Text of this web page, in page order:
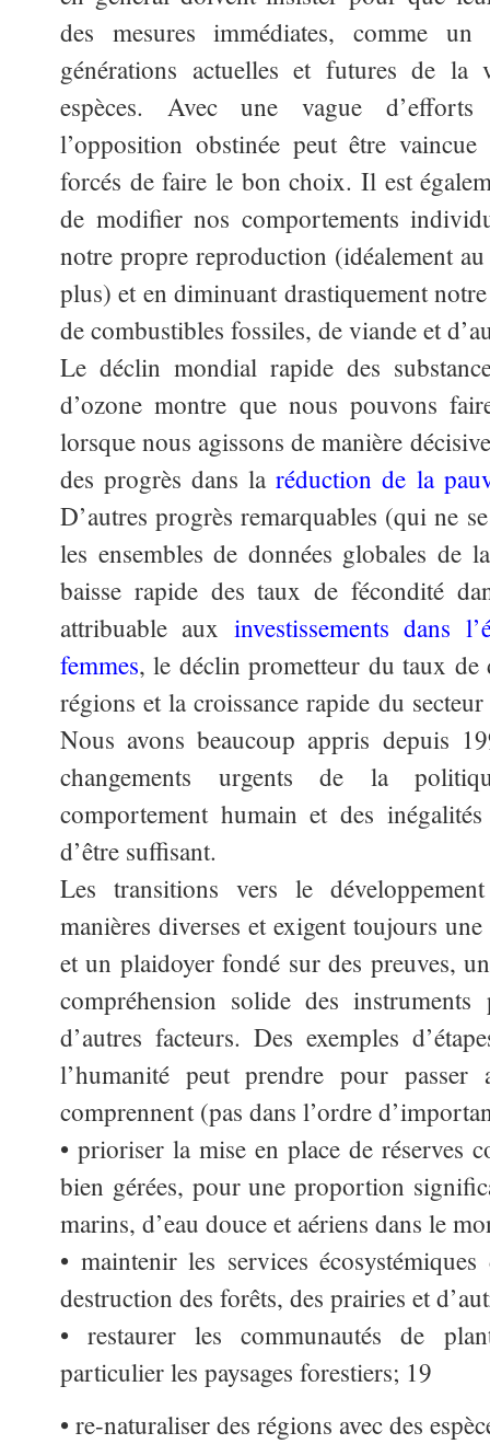
des mesures immédiates, comme
générations actuelles et futures de la
espèces. Avec une vague
l’opposition obstinée peut être
forcés de faire le bon choix. Il est
de modifier nos comportements
notre propre reproduction (idéalement
plus) et en diminuant drastiquement
de combustibles fossiles, de viande et
Le déclin mondial rapide des
d’ozone montre que nous pouvons
lorsque nous agissons de manière
des progrès dans laréduction de la
D’autres progrès remarquables (qui ne
les ensembles de données globales de
baisse rapide des taux de fécondité
attribuable aux investissements dans
femmes, le déclin prometteur du taux de
régions et la croissance rapide du
Nous avons beaucoup appris depuis
changements urgents de la
comportement humain et des
d’être suffisant.
Les transitions vers le
manières diverses et exigent toujours
et un plaidoyer fondé sur des preuves,
compréhension solide des
d’autres facteurs. Des exemples
l’humanité peut prendre pour passer
comprennent (pas dans l’ordre
• prioriser la mise en place de réserves
bien gérées, pour une proportion
marins, d’eau douce et aériens dans le
• maintenir les services
destruction des forêts, des prairies et
• restaurer les communautés de
particulier les paysages forestiers; 19
• re-naturaliser des régions avec des